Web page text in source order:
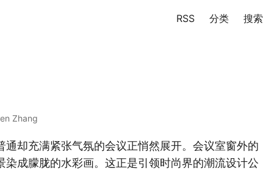
RSS 分类 搜索
Zhang
却充满紧张气氛的会议正悄然展开。会议室窗外的
成朦胧的水彩画。这正是引领时尚界的潮流设计公